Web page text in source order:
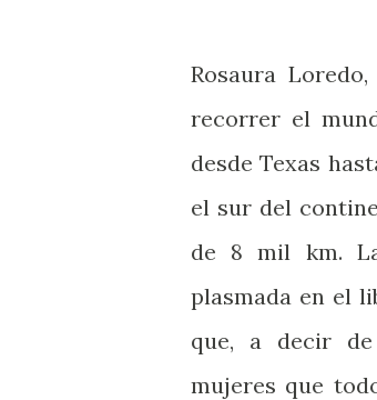
Rosaura
recorrer el
desde Texas
el sur del
de 8 mil km.
plasmada en el
que, a decir
mujeres que